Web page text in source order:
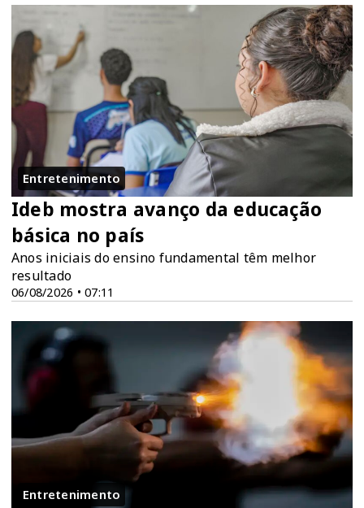
Entretenimento
06/08/2026 • 07:11
Ideb mostra avanço da educação
básica no país
Anos iniciais do ensino fundamental têm melhor
resultado
Entretenimento